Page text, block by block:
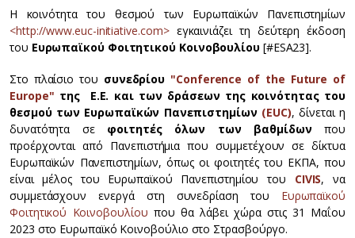
Η κοινότητα του θεσμού των Ευρωπαϊκών Πανεπιστημίων
<http://www.euc-initiative.com>εγκαινιάζει τη δεύτερη έκδοση
του Ευρωπαϊκού Φοιτητικού Κοινοβουλίου [#ESA23].
Στο πλαίσιο του συνεδρίου "Conference of the Future of
Europe" της Ε.Ε. και των δράσεων της κοινότητας του
θεσμού των Ευρωπαϊκών Πανεπιστημίων (EUC), δίνεται η
δυνατότητα σε φοιτητές όλων των βαθμίδωνπου
προέρχονται από Πανεπιστήμια που συμμετέχουν σε δίκτυα
Ευρωπαϊκών Πανεπιστημίων, όπως οι φοιτητές του ΕΚΠΑ, που
είναι μέλος του Ευρωπαϊκού Πανεπιστημίου του CIVIS, να
συμμετάσχουν ενεργά στη συνεδρίαση του Ευρωπαϊκού
Φοιτητικού Κοινοβουλίου που θα λάβει χώρα στις 31 Μαΐου
2023 στο Ευρωπαϊκό Κοινοβούλιο στο Στρασβούργο.